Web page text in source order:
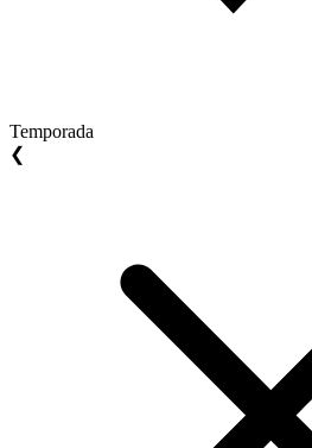
Temporada
❮